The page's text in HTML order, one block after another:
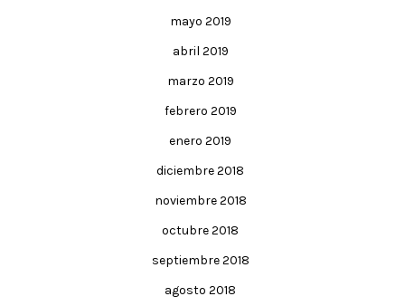
mayo 2019
abril 2019
marzo 2019
febrero 2019
enero 2019
diciembre 2018
noviembre 2018
octubre 2018
septiembre 2018
agosto 2018